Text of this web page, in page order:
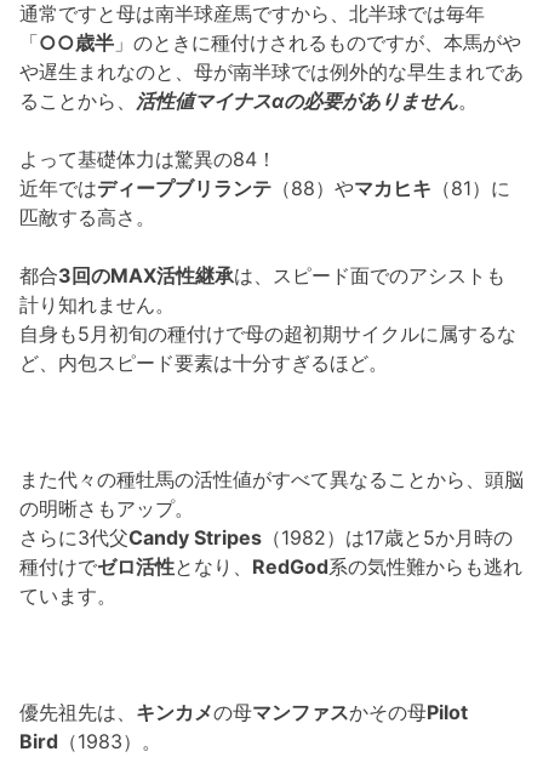
通常ですと母は南半球産馬ですから、北半球では毎年
「○○歳半 」のときに種付けされるものですが、本馬がや
や遅生まれなのと、母が南半球では例外的な早生まれであ
ることから、 活性値マイナスαの必要がありません。
よって基礎体力は驚異の84！
近年ではディープブリランテ （88）やマカヒキ （81）に
匹敵する高さ。
都合3回のMAX活性継承は、スピード面でのアシストも
計り知れません。
自身も5月初旬の種付けで母の超初期サイクルに属するな
ど、内包スピード要素は十分すぎるほど。
また代々の種牡馬の活性値がすべて異なることから、頭脳
の明晰さもアップ。
さらに3代父Candy Stripes （1982）は17歳と5か月時の
種付けでゼロ活性となり、 RedGod系の気性難からも逃れ
ています。
優先祖先は、 キンカメの母マンファスかその母Pilot
Bird （1983）。